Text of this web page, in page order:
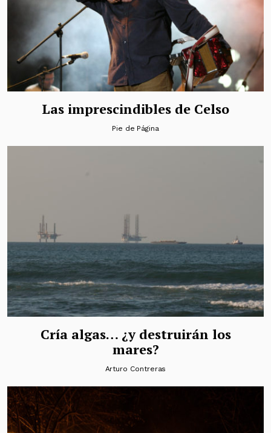
Las imprescindibles de Celso
Pie de Página
Cría algas… ¿y destruirán los
mares?
Arturo Contreras